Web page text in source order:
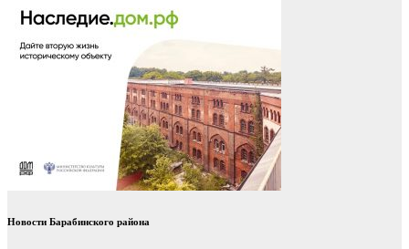
Новости Барабинского района